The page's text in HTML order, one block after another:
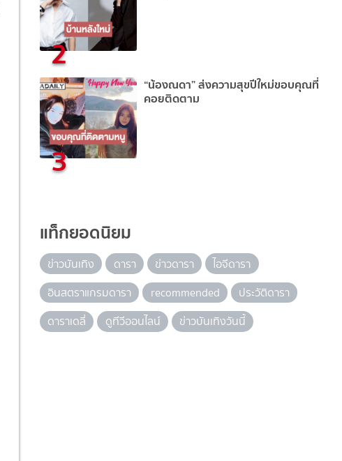
2
3
“น้องณดา” ส่งความสุขปีใหม่ขอบคุณที่
คอยติดตาม
แท็กยอดนิยม
ข่าวบันเทิง ดารา ข่าวดารา
ไอจีดารา
อินสตราแกรมดารา
recommended
ประวัติดารา
ดาราเดลี่
ดูทีวีออนไลน์ ข่าวบันเทิงวันนี้